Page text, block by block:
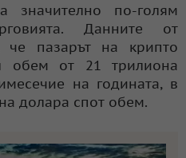
значително по-голям
Данните от
че пазарът на крипто
обем от 21 трилиона
на годината, в
долара спот обем.